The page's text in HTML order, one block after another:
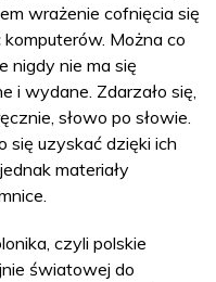
wrażenie cofnięcia się
Można co
nigdy nie ma się
i wydane. Zdarzało się,
słowo po słowie.
się uzyskać dzięki ich
materiały
czyli polskie
światowej do